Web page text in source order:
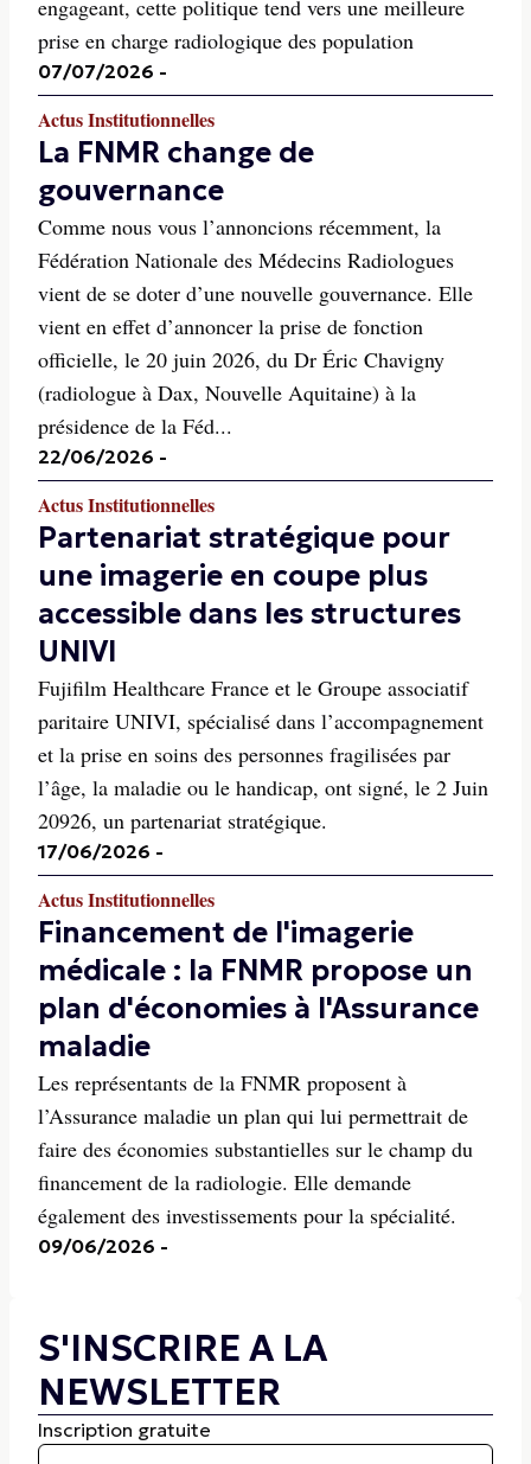
engageant, cette politique tend vers une meilleure
prise en charge radiologique des population
07/07/2026 -
Actus Institutionnelles
La FNMR change de
gouvernance
Comme nous vous l’annoncions récemment, la
Fédération Nationale des Médecins Radiologues
vient de se doter d’une nouvelle gouvernance. Elle
vient en effet d’annoncer la prise de fonction
officielle, le 20 juin 2026, du Dr Éric Chavigny
(radiologue à Dax, Nouvelle Aquitaine) à la
présidence de la Féd...
22/06/2026 -
Actus Institutionnelles
Partenariat stratégique pour
une imagerie en coupe plus
accessible dans les structures
UNIVI
Fujifilm Healthcare France et le Groupe associatif
paritaire UNIVI, spécialisé dans l’accompagnement
et la prise en soins des personnes fragilisées par
l’âge, la maladie ou le handicap, ont signé, le 2 Juin
20926, un partenariat stratégique.
17/06/2026 -
Actus Institutionnelles
Financement de l'imagerie
médicale : la FNMR propose un
plan d'économies à l'Assurance
maladie
Les représentants de la FNMR proposent à
l’Assurance maladie un plan qui lui permettrait de
faire des économies substantielles sur le champ du
financement de la radiologie. Elle demande
également des investissements pour la spécialité.
09/06/2026 -
S'INSCRIRE A LA
NEWSLETTER
Inscription gratuite